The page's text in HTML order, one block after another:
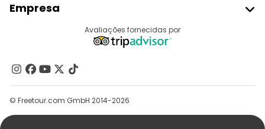
Registo Do Fornecedor
Programa De Afiliados
Empresa
Contacte-Nos
Grupos
Ajuda
Avaliações fornecidas por
© Freetour.com GmbH 2014-2026